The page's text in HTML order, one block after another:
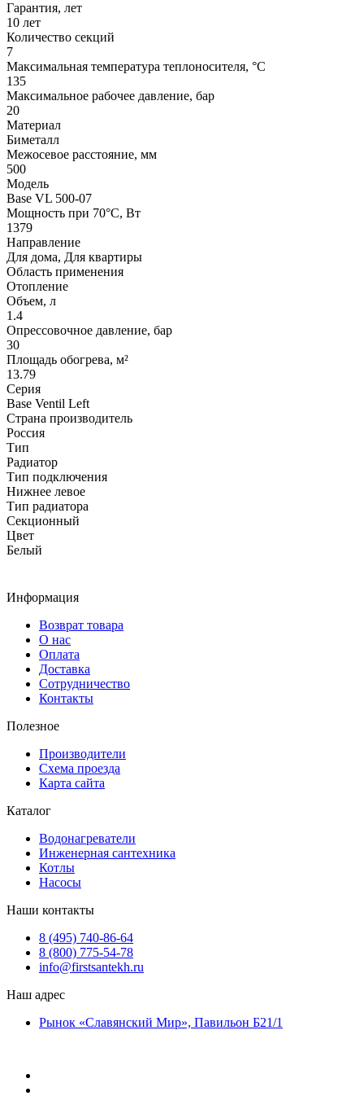
Гарантия, лет
10 лет
Количество секций
7
Максимальная температура теплоносителя, °С
135
Максимальное рабочее давление, бар
20
Материал
Биметалл
Межосевое расстояние, мм
500
Модель
Base VL 500-07
Мощность при 70°C, Вт
1379
Направление
Для дома, Для квартиры
Область применения
Отопление
Объем, л
1.4
Опрессовочное давление, бар
30
Площадь обогрева, м²
13.79
Серия
Base Ventil Left
Страна производитель
Россия
Тип
Радиатор
Тип подключения
Нижнее левое
Тип радиатора
Секционный
Цвет
Белый
Информация
Возврат товара
О нас
Оплата
Доставка
Сотрудничество
Контакты
Полезное
Производители
Схема проезда
Карта сайта
Каталог
Водонагреватели
Инженерная сантехника
Котлы
Насосы
Наши контакты
8 (495) 740-86-64
8 (800) 775-54-78
info@firstsantekh.ru
Наш адрес
Рынок «Славянский Мир», Павильон Б21/1